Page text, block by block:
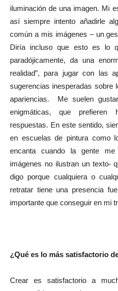
iluminación de una imagen. Mi
así siempre intento añadirle
común a mis imágenes – un
Diría incluso que esto es lo
paradójicamente, da una
realidad”, para jugar con las
sugerencias inesperadas sobre
apariencias. Me suelen
enigmáticas, que prefieren
respuestas. En este sentido,
en escuelas de pintura como
encanta cuando la gente
imágenes no ilustran un texto-
digo porque cualquiera o
retratar tiene una presencia
importante que conseguir en mi
¿Qué es lo más satisfactorio
Crear es satisfactorio a